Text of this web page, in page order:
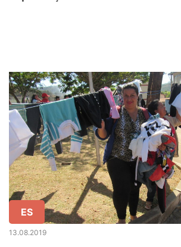
ES
13.08.2019